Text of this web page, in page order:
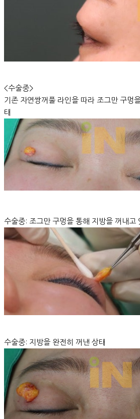
<수술중>
기존 자연쌍꺼풀 라인을 따라 조그만 구멍
태
수술중: 조그만 구멍을 통해 지방을 꺼내고
수술중: 지방을 완전히 꺼낸 상태